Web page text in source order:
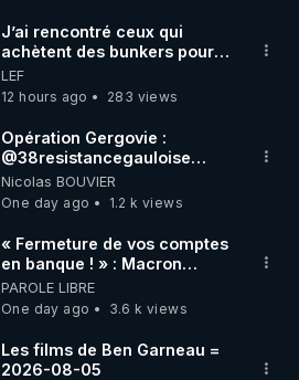
J’ai rencontré ceux qui
achètent des bunkers pour
survivre à la fin du monde
LEF
12 hours ago
283 views
Opération Gergovie :
‪@38resistancegauloise‬
‪@MarionSigautOfficiel‬
‪@gladysriifard5710‬ Laëtitia
Nicolas BOUVIER
One day ago
1.2 k views
« Fermeture de vos comptes
en banque ! » : Macron
impose une loi folle !
PAROLE LIBRE
One day ago
3.6 k views
Les films de Ben Garneau =
2026-08-05